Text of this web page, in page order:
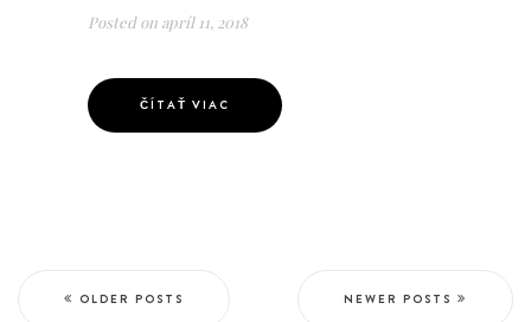
Posted on apríl 11, 2018
ČÍTAŤ VIAC
OLDER POSTS NEWER POSTS